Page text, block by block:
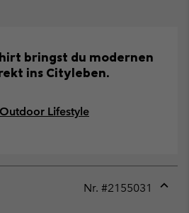
bringst du modernen
ins Cityleben.
Outdoor Lifestyle
Nr. #2155031